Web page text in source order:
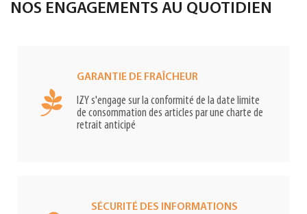
NOS ENGAGEMENTS AU QUOTIDIEN
GARANTIE DE FRAÎCHEUR
IZY s'engage sur la conformité de la date limite
de consommation des articles par une charte de
retrait anticipé
SÉCURITÉ DES INFORMATIONS